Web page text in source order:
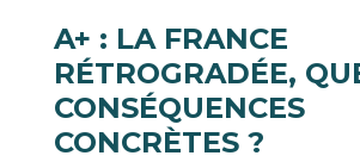
A+ : LA FRANCE
RÉTROGRADÉE,
CONSÉQUENCES
CONCRÈTES ?